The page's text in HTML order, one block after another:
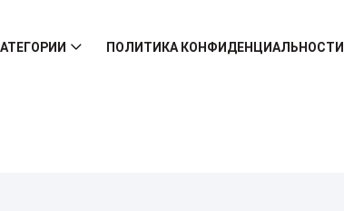
ПОЛИТИКА КОНФИДЕНЦИАЛЬНОСТИ